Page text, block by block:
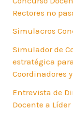
Rectores no
Simulacros
Simulador de
estratégica
Coordinadores
Entrevista de
Docente a Líder